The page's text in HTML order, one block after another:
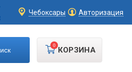
Чебоксары Авторизация
КОРЗИНА
0